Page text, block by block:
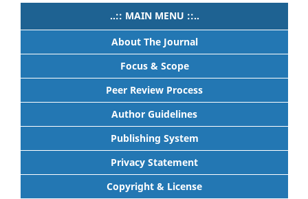
..:: MAIN MENU ::..
About The Journal
Focus & Scope
Peer Review Process
Author Guidelines
Publishing System
Privacy Statement
Copyright & License